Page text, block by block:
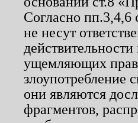
Согласно
не несут
ущемляющих
злоупотребление
они являются
фрагментов,